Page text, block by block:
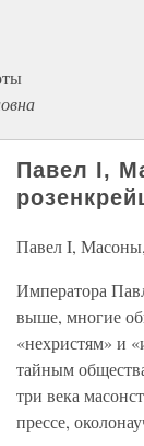
Павел I,
Павел I,
Императора
выше, многие
«нехристям» и
тайным
три века
прессе,